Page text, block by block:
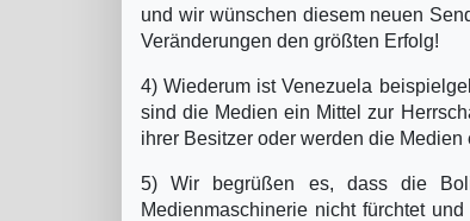
und wir wünschen diesem neuen
Veränderungen den größten Erfolg!
4) Wiederum ist Venezuela
sind die Medien ein Mittel zur
ihrer Besitzer oder werden die
5) Wir begrüßen es, dass die
Medienmaschinerie nicht fürchtet